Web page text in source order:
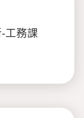
工務課